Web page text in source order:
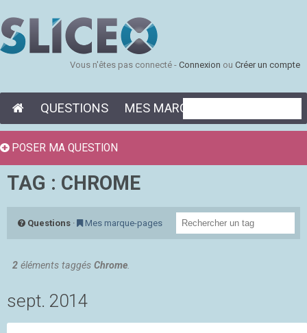
Vous n'êtes pas connecté - Connexion ou Créer un compte
QUESTIONS MES MARQUE-PAGES
TAG : CHROME
Questions · Mes marque-pages
2 éléments taggés Chrome
sept. 2014
POSER MA QUESTION